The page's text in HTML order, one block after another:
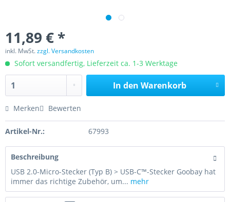
11,89 € *
inkl. MwSt.zzgl. Versandkosten
Sofort versandfertig, Lieferzeit ca. 1-3 Werktage
In den Warenkorb
Merken Bewerten
Artikel-Nr.: 67993
Beschreibung
USB 2.0-Micro-Stecker (Typ B) > USB-C™-Stecker Goobay hat
immer das richtige Zubehör, um... mehr